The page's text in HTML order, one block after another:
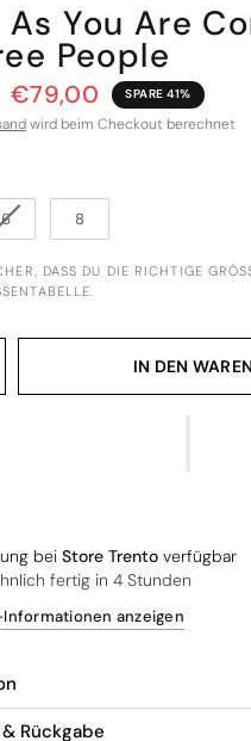
As You Are
People
€79,00 SPARE 41%
wird beim Checkout berechnet
6 8
DASS DU DIE RICHTIGE
IN DEN
beiStore Trento verfügbar
fertig in 4 Stunden
anzeigen
Rückgabe